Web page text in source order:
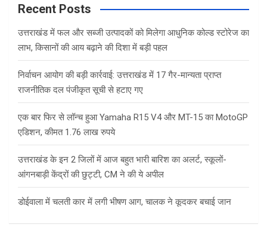
c
Recent Posts
उत्तराखंड में फल और सब्जी उत्पादकों को मिलेगा आधुनिक कोल्ड स्टोरेज का
लाभ, किसानों की आय बढ़ाने की दिशा में बड़ी पहल
निर्वाचन आयोग की बड़ी कार्रवाई: उत्तराखंड में 17 गैर-मान्यता प्राप्त
राजनीतिक दल पंजीकृत सूची से हटाए गए
एक बार फिर से लॉन्च हुआ Yamaha R15 V4 और MT-15 का MotoGP
एडिशन, कीमत 1.76 लाख रुपये
उत्तराखंड के इन 2 जिलों में आज बहुत भारी बारिश का अलर्ट, स्कूलों-
आंगनबाड़ी केंद्रों की छुट्टी, CM ने की ये अपील
डोईवाला में चलती कार में लगी भीषण आग, चालक ने कूदकर बचाई जान